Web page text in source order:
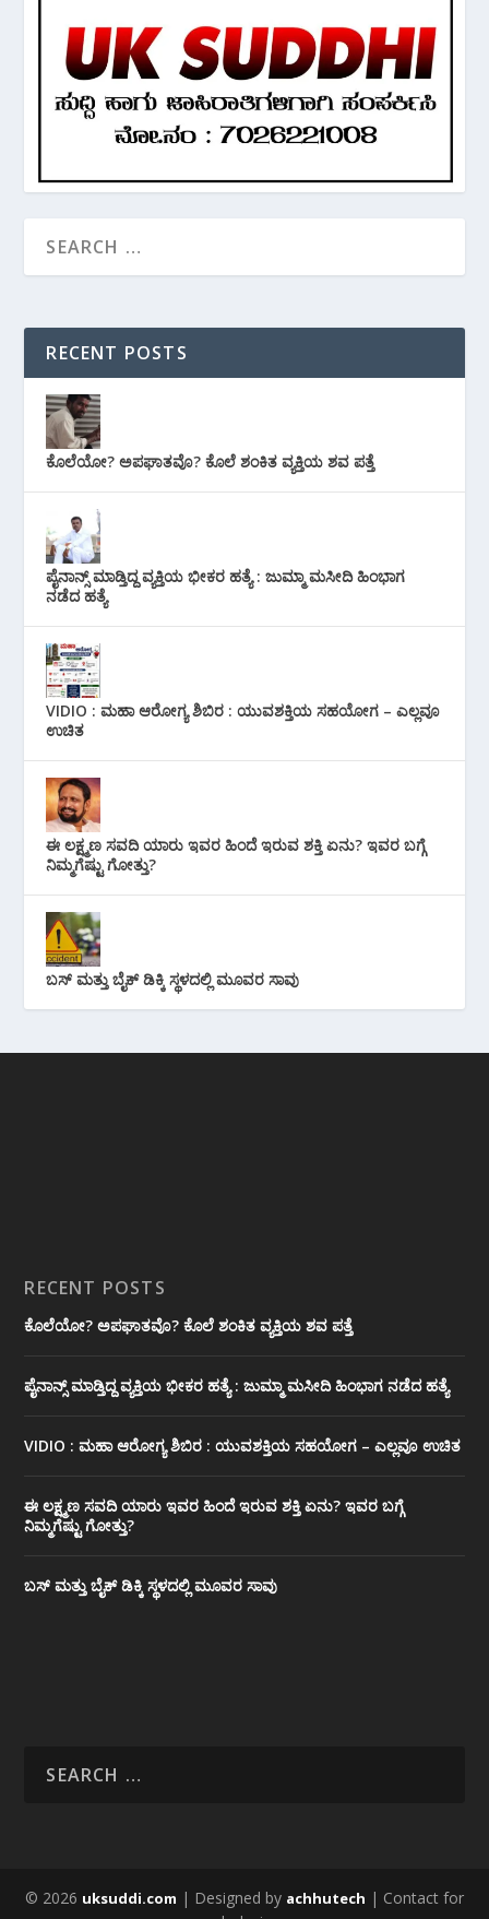
RECENT POSTS
ಕೊಲೆಯೋ? ಅಪಘಾತವೊ? ಕೊಲೆ ಶಂಕಿತ ವ್ಯಕ್ತಿಯ ಶವ ಪತ್ತೆ
ಪೈನಾನ್ಸ್ ಮಾಡ್ತಿದ್ದ ವ್ಯಕ್ತಿಯ ಭೀಕರ‌ ಹತ್ಯೆ : ಜುಮ್ಮಾ ಮಸೀದಿ ಹಿಂಭಾಗ
ನಡೆದ ಹತ್ಯೆ
VIDIO : ಮಹಾ ಆರೋಗ್ಯ ಶಿಬಿರ : ಯುವಶಕ್ತಿಯ ಸಹಯೋಗ – ಎಲ್ಲವೂ
ಉಚಿತ
ಈ ಲಕ್ಷ್ಮಣ ಸವದಿ ಯಾರು ಇವರ ಹಿಂದೆ ಇರುವ ಶಕ್ತಿ ಏನು? ಇವರ ಬಗ್ಗೆ
ನಿಮ್ಮಗೆಷ್ಟು ಗೋತ್ತು?
ಬಸ್ ಮತ್ತು ಬೈಕ್ ಡಿಕ್ಕಿ ಸ್ಥಳದಲ್ಲಿ ಮೂವರ ಸಾವು
RECENT POSTS
ಕೊಲೆಯೋ? ಅಪಘಾತವೊ? ಕೊಲೆ ಶಂಕಿತ ವ್ಯಕ್ತಿಯ ಶವ ಪತ್ತೆ
ಪೈನಾನ್ಸ್ ಮಾಡ್ತಿದ್ದ ವ್ಯಕ್ತಿಯ ಭೀಕರ‌ ಹತ್ಯೆ : ಜುಮ್ಮಾ ಮಸೀದಿ ಹಿಂಭಾಗ ನಡೆದ ಹತ್ಯೆ
VIDIO : ಮಹಾ ಆರೋಗ್ಯ ಶಿಬಿರ : ಯುವಶಕ್ತಿಯ ಸಹಯೋಗ – ಎಲ್ಲವೂ ಉಚಿತ
ಈ ಲಕ್ಷ್ಮಣ ಸವದಿ ಯಾರು ಇವರ ಹಿಂದೆ ಇರುವ ಶಕ್ತಿ ಏನು? ಇವರ ಬಗ್ಗೆ
ನಿಮ್ಮಗೆಷ್ಟು ಗೋತ್ತು?
ಬಸ್ ಮತ್ತು ಬೈಕ್ ಡಿಕ್ಕಿ ಸ್ಥಳದಲ್ಲಿ ಮೂವರ ಸಾವು
© 2026 uksuddi.com | Designed by achhutech | Contact for